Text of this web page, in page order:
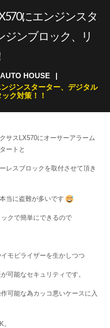
にエンジンスタ
ジンブロック、リ
HOUSE
ジンスターター、デジタル
ク対策！！
サスLX570にオーサーアラーム
ートと
レスブロックを取付させて頂き
当に盗難が多いです
クで簡単にできるので
モビライザーを生かしつつ
可能なセキュリティです。
可能な為カッコ悪いケースに入